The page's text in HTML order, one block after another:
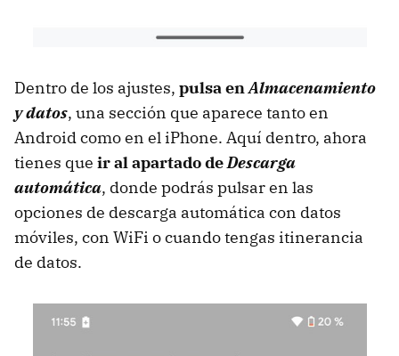
Dentro de los ajustes, pulsa en Almacenamiento
y datos, una sección que aparece tanto en
Android como en el iPhone. Aquí dentro, ahora
tienes que ir al apartado de Descarga
automática, donde podrás pulsar en las
opciones de descarga automática con datos
móviles, con WiFi o cuando tengas itinerancia
de datos.